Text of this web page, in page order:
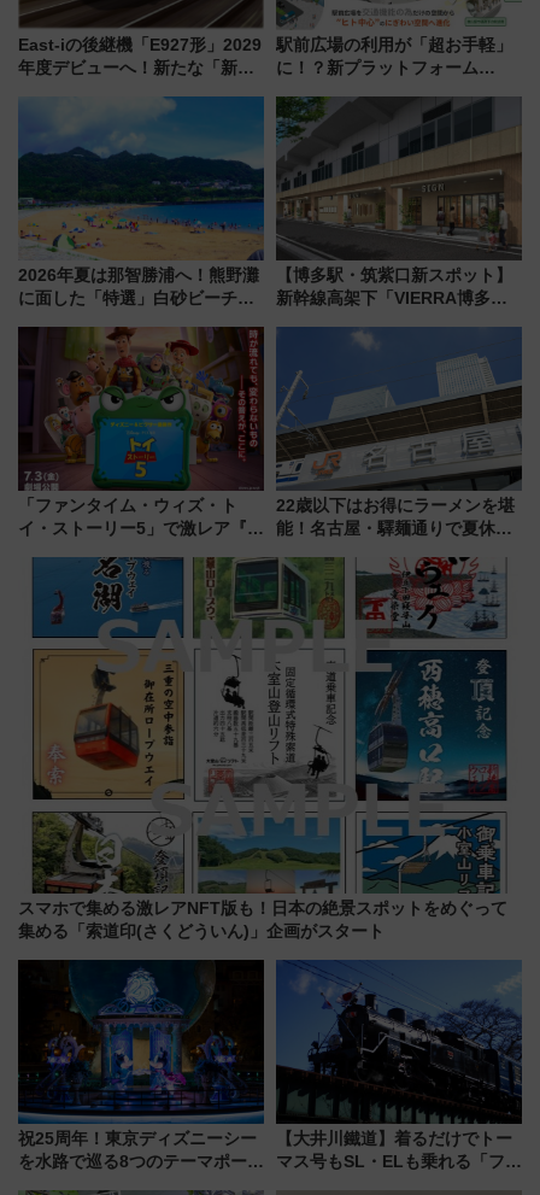
East-iの後継機「E927形」2029
年度デビューへ！新たな「新幹
駅前広場の利用が「超お手軽」
に！？新プラットフォーム
マホで簡単申請 物販や演奏会な
どに【JR東日本】
2026年夏は那智勝浦へ！熊野灘
に面した「特選」白砂ビーチは
会」は8月11日開催！
【博多駅・筑紫口新スポット】
新幹線高架下「VIERRA博多テ
など注目の全6店舗 「博多活憩
通り」も一新
「ファンタイム・ウィズ・ト
イ・ストーリー5」で激レア『ロ
デコレーションも徹底解説
22歳以下はお得にラーメンを堪
能！名古屋・驛麺通りで夏休み
よりスタート
スマホで集める激レアNFT版も！日本の絶景スポットをめぐって
集める「索道印(さくどういん)」企画がスタート
祝25周年！東京ディズニーシー
を水路で巡る8つのテーマポート
【大井川鐵道】着るだけでトー
マス号もSL・ELも乗れる「フリ